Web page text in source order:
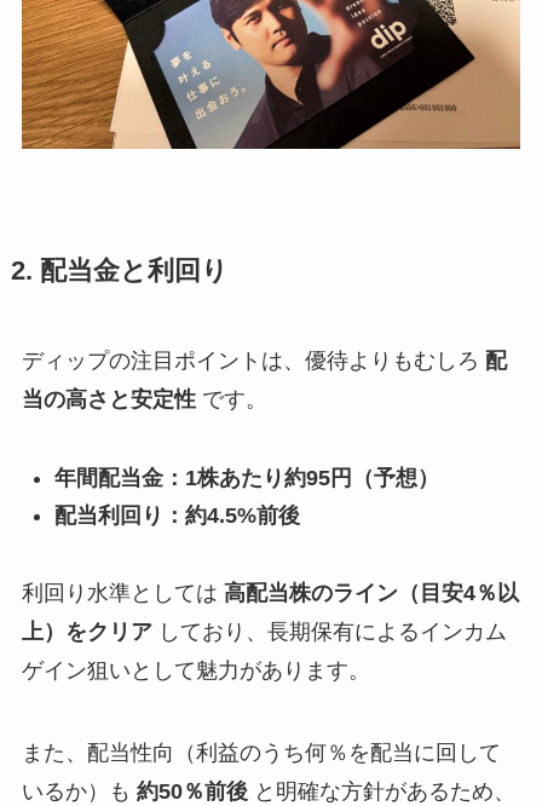
2. 配当金と利回り
ディップの注目ポイントは、優待よりもむしろ 配
当の高さと安定性です。
年間配当金：1株あたり約95円（予想）
配当利回り：約4.5%前後
利回り水準としては 高配当株のライン（目安4％以
上）をクリアしており、長期保有によるインカム
ゲイン狙いとして魅力があります。
また、配当性向（利益のうち何％を配当に回して
いるか）も 約50％前後と明確な方針があるため、